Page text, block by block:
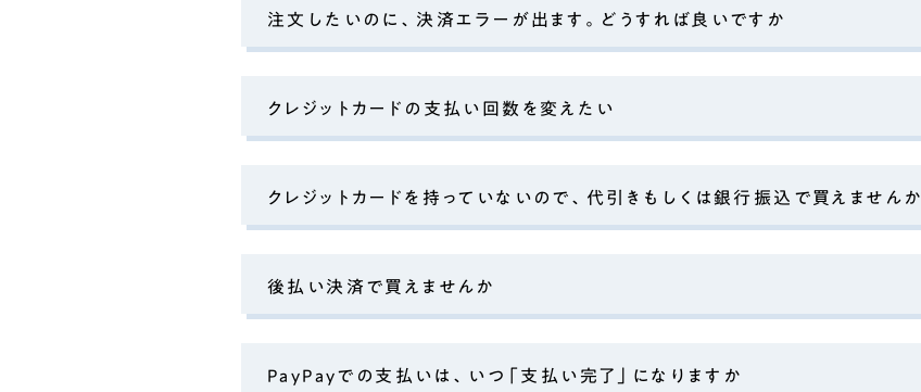
注文したいのに、決済エラーが出ます。どうすれば良いですか
クレジットカードの支払い回数を変えたい
クレジットカードを持っていないので、代引きもしくは銀行振込で買えませんか
後払い決済で買えませんか
PayPayでの支払いは、いつ「支払い完了」になりますか